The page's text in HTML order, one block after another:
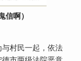
信啊）
与村民一起，依法